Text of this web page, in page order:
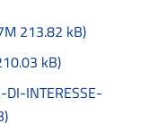
213.82 kB)
kB)
DI-INTERESSE-